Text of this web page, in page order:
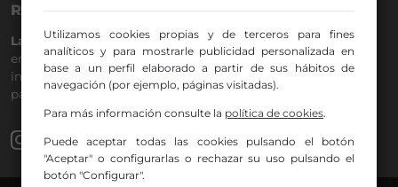
RADIO NERVIÓN
La Gran Familia desde hace40 añosen la88.0
de tu dial. La
emisora de Bilbao para todos los públicos, con Más Música,
información a menos cinco, deportes, tráfico y la
participación de los oyentes.
Utilizamos cookies propias y de terceros para fines
analíticos y para mostrarle publicidad personalizada en
base a un perfil elaborado a partir de sus hábitos de
navegación (por ejemplo, páginas visitadas).
Para más información consulte la política de cookies.
Puede aceptar todas las cookies pulsando el botón
"Aceptar" o configurarlas o rechazar su uso pulsando el
botón "Configurar".